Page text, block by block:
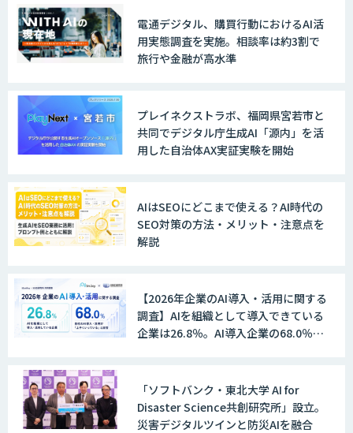
JAPAN AI MARKETING
ントが自動処理します 『Knowfa（ノウ
ファ）受注AIエージェント』
データ構造化ソリューション「DX-laei」
MµgenGAI
図面検索AI
電通デジタル、購買行動におけるAI活
用実態調査を実施。相談率は約3割で
旅行や金融が高水準
プレイネクストラボ、福岡県宮若市と
共同でデジタル庁生成AI「源内」を活
用した自治体AX実証実験を開始
AIはSEOにどこまで使える？AI時代の
SEO対策の方法・メリット・注意点を
解説
【2026年企業のAI導入・活用に関する
調査】AIを組織として導入できている
企業は26.8％。AI導入企業の68.0％
「ソフトバンク・東北大学 AI for
Disaster Science共創研究所」設立。
災害デジタルツインと防災AIを融合